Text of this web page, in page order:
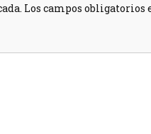
Los campos obligatorios